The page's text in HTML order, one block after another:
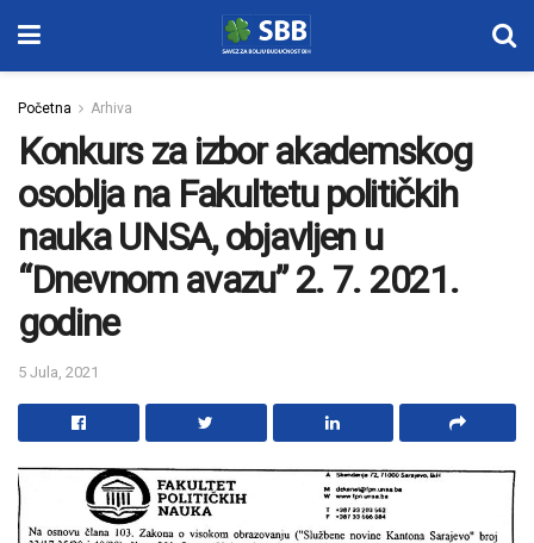
Početna Arhiva
Konkurs za izbor akademskog
osoblja na Fakultetu političkih
nauka UNSA, objavljen u
“Dnevnom avazu” 2. 7. 2021.
godine
5 Jula, 2021